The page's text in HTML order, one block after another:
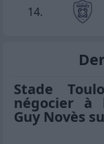
14.
Stade
négocier à
Guy Novès